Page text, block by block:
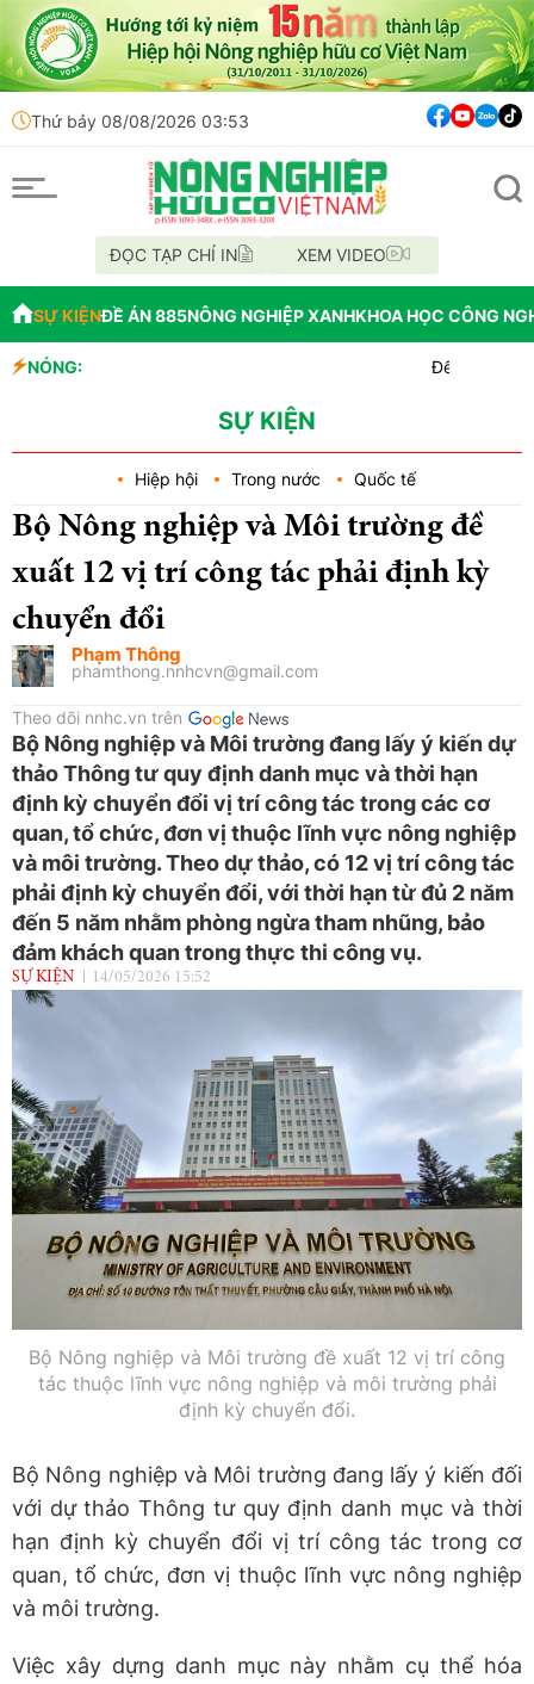
Thứ bảy 08/08/2026 03:53
ĐỌC TẠP CHÍ IN XEM VIDEO
SỰ KIỆNĐỀ ÁN 885NÔNG NGHIỆP XANHKHOA HỌC CÔNG
NÓNG:
Đến năm 2045, Việt
SỰ KIỆN
Hiệp hội Trong nước Quốc tế
Bộ Nông nghiệp và Môi trường đề
xuất 12 vị trí công tác phải định kỳ
chuyển đổi
Phạm Thông
phamthong.nnhcvn@gmail.com
Theo dõi nnhc.vn trên
Bộ Nông nghiệp và Môi trường đang lấy ý kiến dự
thảo Thông tư quy định danh mục và thời hạn
định kỳ chuyển đổi vị trí công tác trong các cơ
quan, tổ chức, đơn vị thuộc lĩnh vực nông nghiệp
và môi trường. Theo dự thảo, có 12 vị trí công tác
phải định kỳ chuyển đổi, với thời hạn từ đủ 2 năm
đến 5 năm nhằm phòng ngừa tham nhũng, bảo
đảm khách quan trong thực thi công vụ.
SỰ KIỆN 14/05/2026 15:52
Bộ Nông nghiệp và Môi trường đề xuất 12 vị trí công
tác thuộc lĩnh vực nông nghiệp và môi trường phải
định kỳ chuyển đổi.
Bộ Nông nghiệp và Môi trường đang lấy ý kiến đối
với dự thảo Thông tư quy định danh mục và thời
hạn định kỳ chuyển đổi vị trí công tác trong cơ
quan, tổ chức, đơn vị thuộc lĩnh vực nông nghiệp
và môi trường.
Việc xây dựng danh mục này nhằm cụ thể hóa